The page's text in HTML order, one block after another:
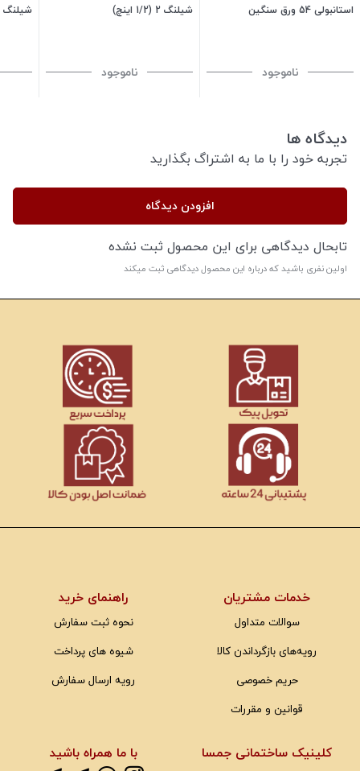
استانبولی 54 ورق سنگین
ناموجود
شیلنگ 2 (1/2 اینچ)
ناموجود
شیلنگ 5 (1/2 1 اینچ)
دیدگاه ها
تجربه خود را با ما به اشتراگ بگذارید
افزودن دیدگاه
تابحال دیدگاهی برای این محصول ثبت نشده
اولین نفری باشید که درباره این محصول دیدگاهی ثبت میکند
خدمات مشتریان
سوالات متداول
رویه‌های بازگرداندن کالا
حریم خصوصی
قوانین و مقررات
راهنمای خرید
نحوه ثبت سفارش
شیوه های پرداخت
رویه ارسال سفارش
کلینیک ساختمانی جمسا با ما همراه باشید